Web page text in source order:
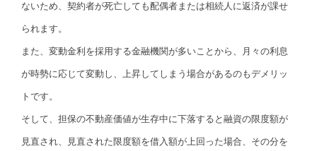
ないため、契約者が死亡しても配偶者または相続人に返済が課せ
られます。
また、変動金利を採用する金融機関が多いことから、月々の利息
が時勢に応じて変動し、上昇してしまう場合があるのもデメリッ
トです。
そして、担保の不動産価値が生存中に下落すると融資の限度額が
見直され、見直された限度額を借入額が上回った場合、その分を